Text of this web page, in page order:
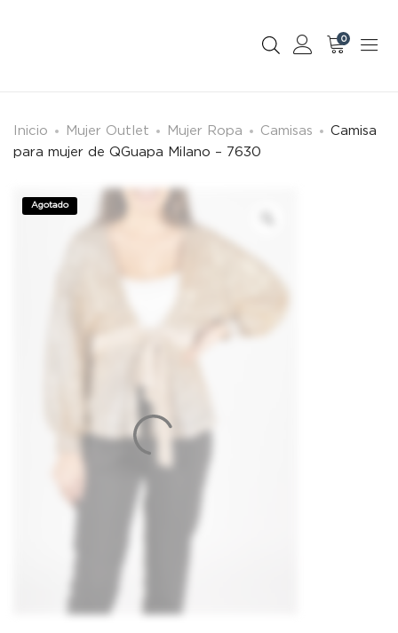
0
Inicio Mujer Outlet Mujer Ropa Camisas
Camisa
para mujer de QGuapa Milano – 7630
Agotado